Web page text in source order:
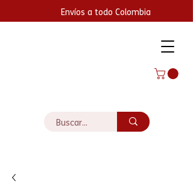
Envíos a todo Colombia